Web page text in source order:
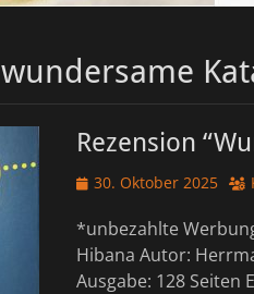
wundersame
Rezension
Veröffentlicht
30. Oktober 2025
*unbezahlte
Hibana Autor:
Ausgabe: 128 Seiten